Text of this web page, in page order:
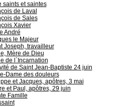
saints et saintes
de Laval
de Sales
Xavier
André
le Majeur
Joseph, travailleur
Mère de Dieu
de l`Incarnation
de Saint Jean-Baptiste 24 juin
Dame des douleurs
et Jacques, apôtres, 3 mai
et Paul, apôtres, 29 juin
Famille